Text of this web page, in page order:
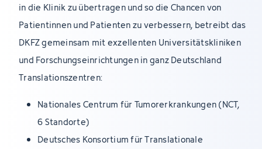
in die Klinik zu übertragen und so die Chancen von
Patientinnen und Patienten zu verbessern, betreibt das
DKFZ gemeinsam mit exzellenten Universitätskliniken
und Forschungseinrichtungen in ganz Deutschland
Translationszentren:
Nationales Centrum für Tumorerkrankungen (NCT,
6 Standorte)
Deutsches Konsortium für Translationale